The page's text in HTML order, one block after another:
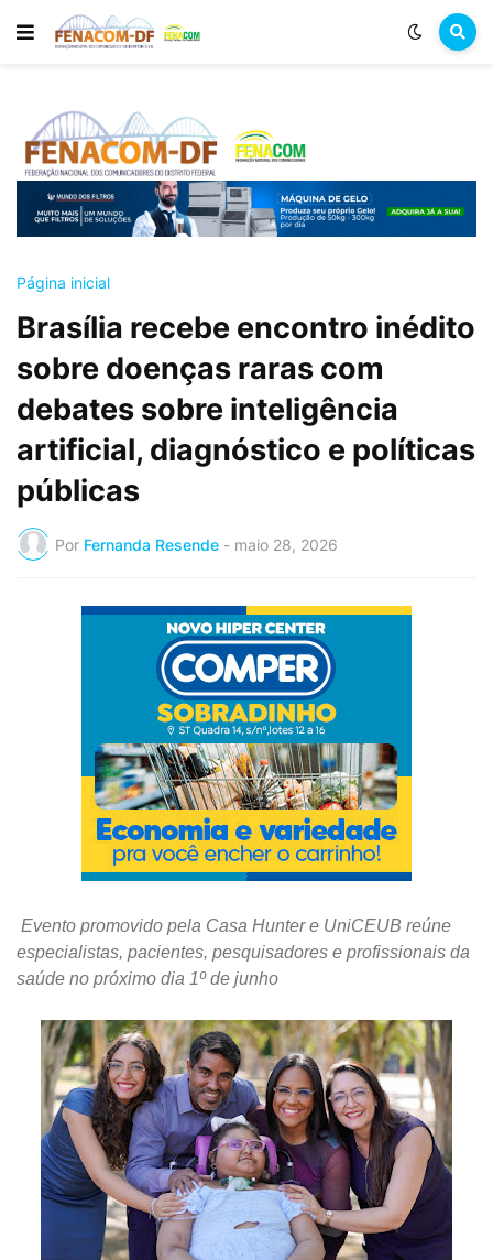
Página inicial
Brasília recebe encontro inédito
sobre doenças raras com
debates sobre inteligência
artificial, diagnóstico e políticas
públicas
Por Fernanda Resende - maio 28, 2026
Evento promovido pela Casa Hunter e UniCEUB reúne
especialistas, pacientes, pesquisadores e profissionais da
saúde no próximo dia 1º de junho